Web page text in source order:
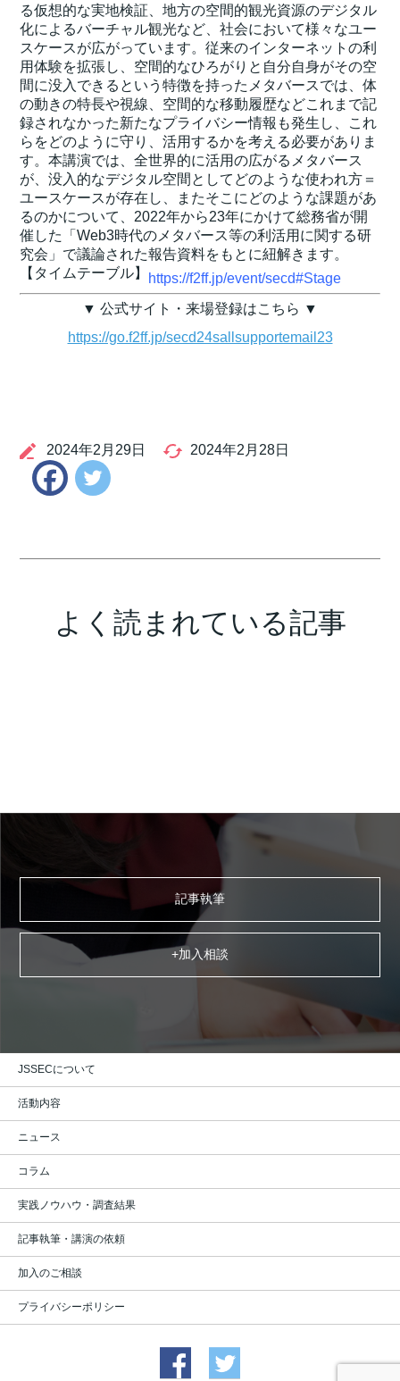
る仮想的な実地検証、地方の空間的観光資源のデジタル
化によるバーチャル観光など、社会において様々なユー
スケースが広がっています。従来のインターネットの利
用体験を拡張し、空間的なひろがりと自分自身がその空
間に没入できるという特徴を持ったメタバースでは、体
の動きの特長や視線、空間的な移動履歴などこれまで記
録されなかった新たなプライバシー情報も発生し、これ
らをどのように守り、活用するかを考える必要がありま
す。本講演では、全世界的に活用の広がるメタバース
が、没入的なデジタル空間としてどのような使われ方＝
ユースケースが存在し、またそこにどのような課題があ
るのかについて、2022年から23年にかけて総務省が開
催した「Web3時代のメタバース等の利活用に関する研
究会」で議論された報告資料をもとに紐解きます。
【タイムテーブル】 https://f2ff.jp/event/secd#Stage
▼ 公式サイト・来場登録はこちら ▼
https://go.f2ff.jp/secd24sallsupportemail23
2024年2月29日 2024年2月28日
Facebook
よく読まれている記事
記事執筆
+加入相談
JSSECについて
活動内容
ニュース
コラム
実践ノウハウ・調査結果
記事執筆・講演の依頼
加入のご相談
プライバシーポリシー